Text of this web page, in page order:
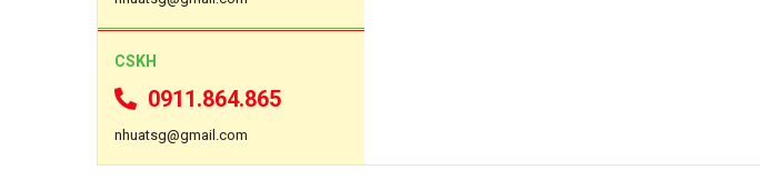
CSKH
0911.864.865
nhuatsg@gmail.com